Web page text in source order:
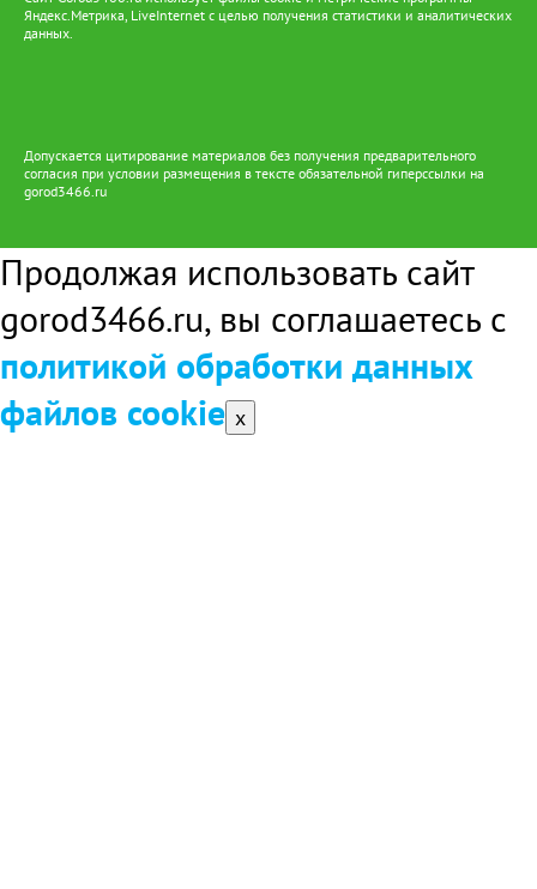
Яндекс.Метрика, LiveInternet с целью получения статистики и аналитических
данных.
Допускается цитирование материалов без получения предварительного
согласия при условии размещения в тексте обязательной гиперссылки на
gorod3466.ru
Продолжая использовать сайт
gorod3466.ru, вы соглашаетесь с
политикой обработки данных
файлов cookie x